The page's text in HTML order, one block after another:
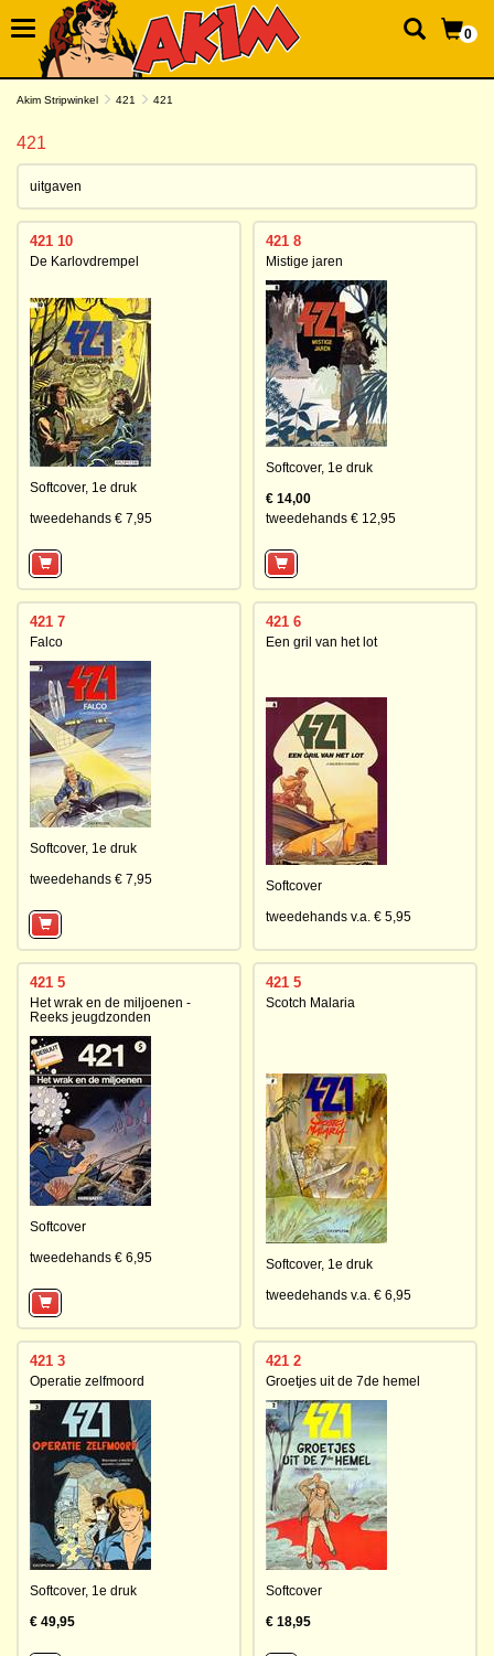
0
Akim Stripwinkel 421 421
421
uitgaven
421 10
De Karlovdrempel
Softcover, 1e druk
tweedehands € 7,95
421 8
Mistige jaren
Softcover, 1e druk
€ 14,00
tweedehands € 12,95
421 7
Falco
Softcover, 1e druk
tweedehands € 7,95
421 6
Een gril van het lot
Softcover
tweedehands v.a. € 5,95
421 5
Het wrak en de miljoenen -
Reeks jeugdzonden
Softcover
tweedehands € 6,95
421 5
Scotch Malaria
Softcover, 1e druk
tweedehands v.a. € 6,95
421 3
Operatie zelfmoord
Softcover, 1e druk
€ 49,95
421 2
Groetjes uit de 7de hemel
Softcover
€ 18,95